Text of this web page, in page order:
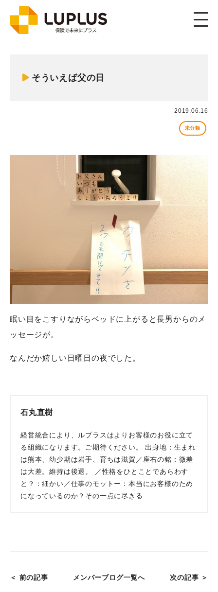
Member メンバー
そういえば父の日
2019.06.16
未分類
眠い目をこすりながらベッドに上がると長男からのメ
ッセージが。
なんだか嬉しい日曜日の夜でした。
石丸直樹
経営統合により、ルプラスはよりお客様のお役に立て
る組織になります。ご期待ください。 出身地：生まれ
は熊本、幼少期は岩手、育ちは滋賀／座右の銘：微差
は大差。維持は後退。 ／性格をひとことであらわす
と？：細かい／仕事のモットー：本当にお客様のため
になっているのか？その一点に尽きる
＜ 前の記事 メンバーブログ一覧へ 次の記事 ＞